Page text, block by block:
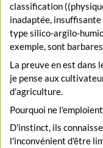
classification
inadaptée,
type silico-argilo-
exemple, sont
La preuve en est dans
je pense aux
d'agriculture.
Pourquoi ne
D'instinct, ils
l'inconvénient d'être